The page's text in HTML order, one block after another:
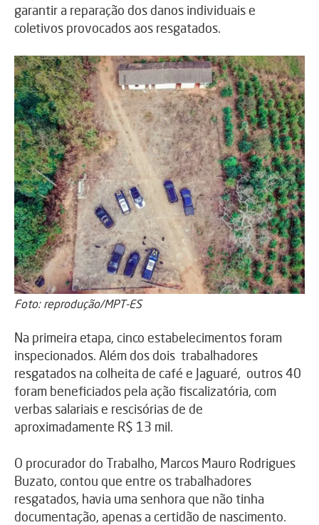
garantir a reparação dos danos individuais e
coletivos provocados aos resgatados.
Foto: reprodução/MPT-ES
Na primeira etapa, cinco estabelecimentos foram
inspecionados. Além dos dois trabalhadores
resgatados na colheita de café e Jaguaré, outros 40
foram beneficiados pela ação fiscalizatória, com
verbas salariais e rescisórias de de
aproximadamente R$ 13 mil.
O procurador do Trabalho, Marcos Mauro Rodrigues
Buzato, contou que entre os trabalhadores
resgatados, havia uma senhora que não tinha
documentação, apenas a certidão de nascimento.